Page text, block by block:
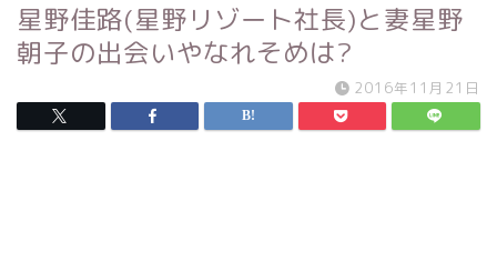
星野佳路(星野リゾート社長)と妻星野
朝子の出会いやなれそめは?
2016年11月21日